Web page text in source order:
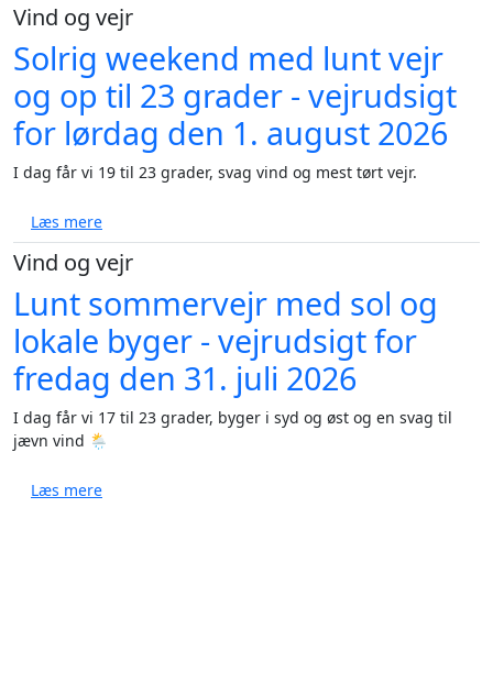
Vind og vejr
Solrig weekend med lunt vejr
og op til 23 grader - vejrudsigt
for lørdag den 1. august 2026
I dag får vi 19 til 23 grader, svag vind og mest tørt vejr.
Læs mereom Solrig weekend med lunt vejr og op til 23
Vind og vejr
Lunt sommervejr med sol og
lokale byger - vejrudsigt for
fredag den 31. juli 2026
I dag får vi 17 til 23 grader, byger i syd og øst og en svag til
jævn vind 🌦️
Læs mereom Lunt sommervejr med sol og lokale byger -